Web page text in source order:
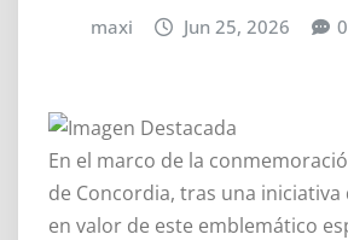
maxi Jun 25, 2026 0
En el marco de la
de Concordia, tras una
en valor de este emblemático